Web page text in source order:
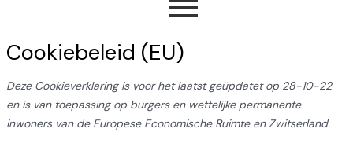
Cookiebeleid (EU)
Deze Cookieverklaring is voor het laatst geüpdatet op 28-10-22
en is van toepassing op burgers en wettelijke permanente
inwoners van de Europese Economische Ruimte en Zwitserland.